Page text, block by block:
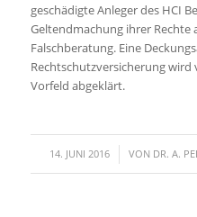
geschädigte Anleger des HCI
Geltendmachung ihrer Rechte
Falschberatung. Eine
Rechtschutzversicherung
Vorfeld abgeklärt.
14. JUNI 2016
/ VON DR. A.